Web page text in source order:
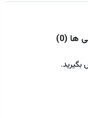
ها (0
)
بگیرید.